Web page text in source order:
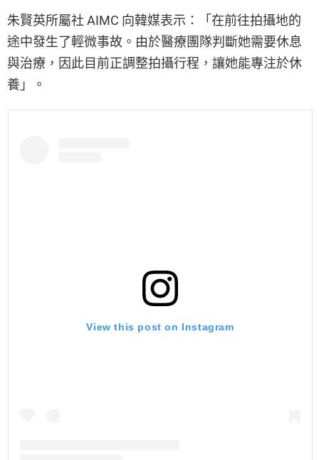
朱賢英所屬社 AIMC 向韓媒表示：「在前往拍攝地的
途中發生了輕微事故。由於醫療團隊判斷她需要休息
與治療，因此目前正調整拍攝行程，讓她能專注於休
養」。
View this post on Instagram